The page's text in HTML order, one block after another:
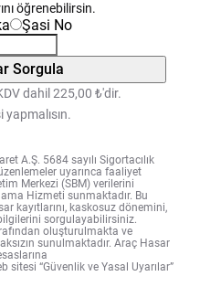
öğrenebilirsin.
Şasi No
Sorgula
dahil 225,00 ₺'dir.
A.Ş. 5684 sayılı Sigortacılık
uyarınca faaliyet
Merkezi (SBM) verilerini
Hizmeti sunmaktadır. Bu
kayıtlarını, kaskosuz dönemini,
sorgulayabilirsiniz.
oluşturulmakta ve
sunulmaktadır. Araç Hasar
sitesi “Güvenlik ve Yasal Uyarılar”